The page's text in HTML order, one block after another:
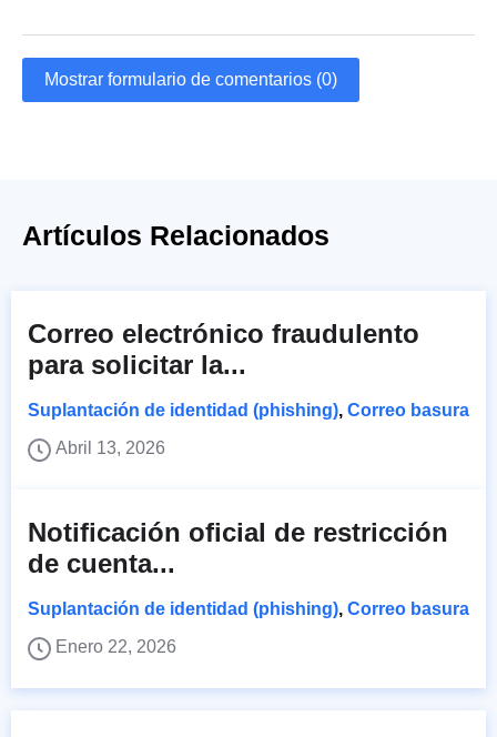
Mostrar formulario de comentarios (0)
Artículos Relacionados
Correo electrónico fraudulento
para solicitar la...
Suplantación de identidad (phishing), Correo basura
Abril 13, 2026
Notificación oficial de restricción
de cuenta...
Suplantación de identidad (phishing), Correo basura
Enero 22, 2026